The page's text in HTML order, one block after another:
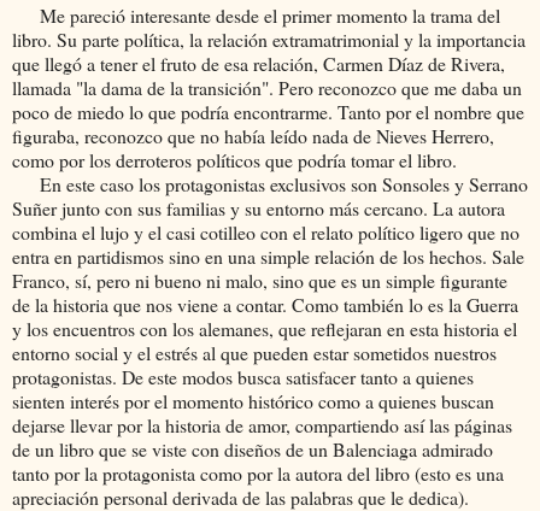
Me pareció interesante desde el primer momento la trama del
libro. Su parte política, la relación extramatrimonial y la importancia
que llegó a tener el fruto de esa relación, Carmen Díaz de Rivera,
llamada "la dama de la transición". Pero reconozco que me daba un
poco de miedo lo que podría encontrarme. Tanto por el nombre que
figuraba, reconozco que no había leído nada de Nieves Herrero,
como por los derroteros políticos que podría tomar el libro.
En este caso los protagonistas exclusivos son Sonsoles y Serrano
Suñer junto con sus familias y su entorno más cercano. La autora
combina el lujo y el casi cotilleo con el relato político ligero que no
entra en partidismos sino en una simple relación de los hechos. Sale
Franco, sí, pero ni bueno ni malo, sino que es un simple figurante
de la historia que nos viene a contar. Como también lo es la Guerra
y los encuentros con los alemanes, que reflejaran en esta historia el
entorno social y el estrés al que pueden estar sometidos nuestros
protagonistas. De este modos busca satisfacer tanto a quienes
sienten interés por el momento histórico como a quienes buscan
dejarse llevar por la historia de amor, compartiendo así las páginas
de un libro que se viste con diseños de un Balenciaga admirado
tanto por la protagonista como por la autora del libro (esto es una
apreciación personal derivada de las palabras que le dedica).